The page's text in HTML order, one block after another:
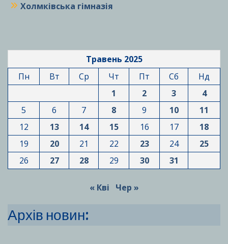
Холмківська гімназія
Травень 2025
Пн
Вт Ср Чт Пт Сб
Нд
1
2 3
4
5
6 7 8 9 10
11
12
13 14 15 16 17
18
19
20 21 22 23 24
25
26
27 28 29 30 31
« Кві Чер »
Архів новин: